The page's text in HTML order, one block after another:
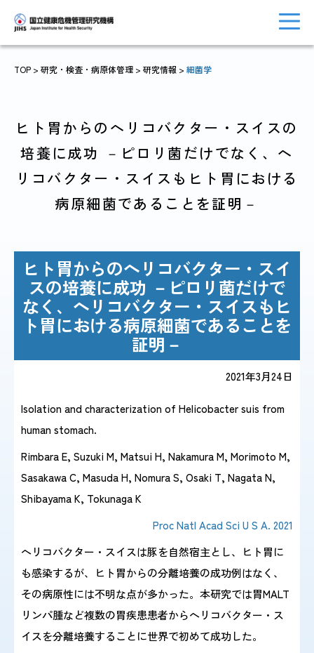
JIHSについて 診療・病院関係
研究関係
国際協力・
人材育成関係
広報関係
感染症情報・
サーベイランス情報
日本語 / English
TOP > 研究・検査・病原体管理 > 研究情報 > 細菌学
ヒト胃からのヘリコバクター・スイスの
培養に成功 －ピロリ菌だけでなく、ヘ
リコバクター・スイスもヒト胃における
病原細菌であることを証明－
ヒト胃からのヘリコバクター・スイ
スの培養に成功 －ピロリ菌だけで
なく、ヘリコバクター・スイスもヒ
ト胃における病原細菌であることを
証明－
2021年3月24日
Isolation and characterization of Helicobacter suis from
human stomach.
Rimbara E, Suzuki M, Matsui H, Nakamura M, Morimoto M,
Sasakawa C, Masuda H, Nomura S, Osaki T, Nagata N,
Shibayama K, Tokunaga K
Proc Natl Acad Sci U S A. 2021
ヘリコバクター・スイスは豚を自然宿主とし、ヒト胃に
も感染するが、ヒト胃からの分離培養の成功例はなく、
その病原性には不明な点が多かった。本研究では胃MALT
リンパ腫など複数の胃疾患患者からヘリコバクター・ス
イスを分離培養することに世界で初めて成功した。